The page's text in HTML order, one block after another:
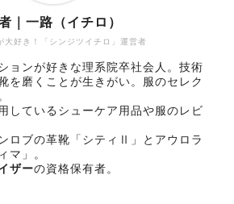
大好き！「シンジツイチロ」運営者
｜一路（イチロ）
ョンが好きな理系院卒社会人。技術
を磨くことが生きがい。服のセレク
しているシューケア用品や服のレビ
ロブの革靴「シティⅡ」とアウロラ
マ」。
ザーの資格保有者。